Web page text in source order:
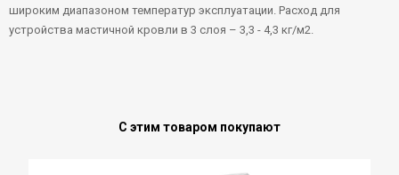
широким диапазоном температур эксплуатации. Расход для
устройства мастичной кровли в 3 слоя – 3,3 - 4,3 кг/м2.
С этим товаром покупают